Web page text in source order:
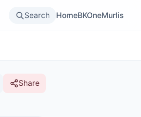
Search HomeBKOneMurlis
Share